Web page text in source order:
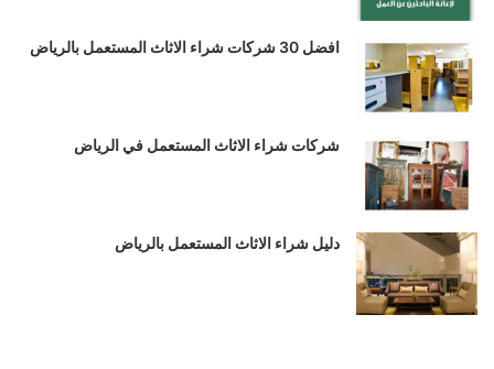
افضل 30 شركات شراء الاثاث المستعمل بالرياض
شركات شراء الاثاث المستعمل في الرياض
دليل شراء الاثاث المستعمل بالرياض